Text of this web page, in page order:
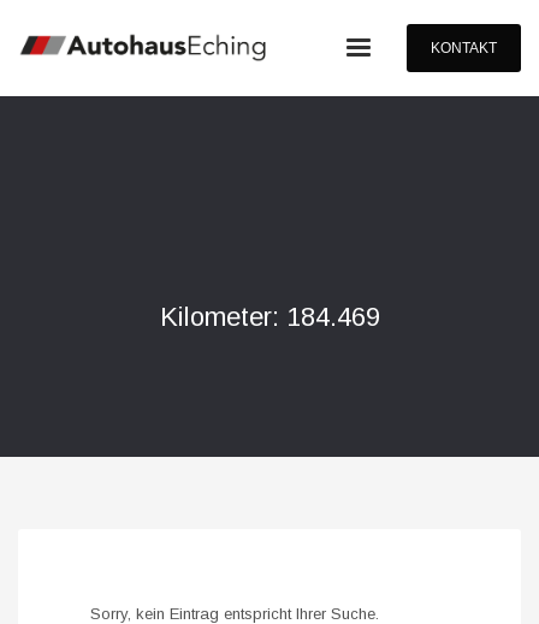
KONTAKT
Kilometer: 184.469
Sorry, kein Eintrag entspricht Ihrer Suche.